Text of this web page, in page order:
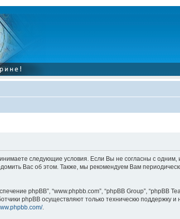
следующие условия. Если Вы не согласны с одним,
Вас об этом. Также, мы рекомендуем Вам
phpBB”, “www.phpbb.com”, “phpBB Group”, “phpBB
phpBB осуществляют только техническю
.